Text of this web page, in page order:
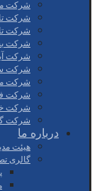
شرکت
شرکت
شرکت
شرکت
شرکت
شرکت
شرکت
شرکت
شرکت
شرکت
درباره ما
هیئت
گالری